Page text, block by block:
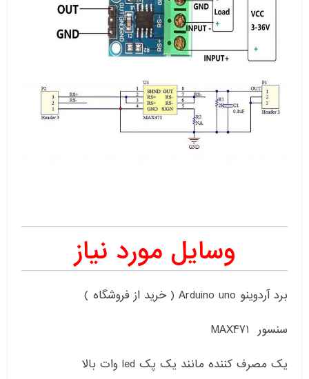
وسایل مورد نیاز
برد آردوینو Arduino uno ( خرید از فروشگاه )
سنسور MAX471
یک مصرف کننده مانند یک پک led وات بالا